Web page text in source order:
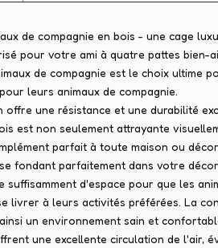
de compagnie en bois - une cage
pour votre ami à quatre pattes bien-
de compagnie est le choix ultime
leurs animaux de compagnie.
une résistance et une durabilité
est non seulement attrayante
parfait à toute maison ou
fondant parfaitement dans votre
d'espace pour que les
livrer à leurs activités préférées. La
un environnement sain et
une excellente circulation de l'air,